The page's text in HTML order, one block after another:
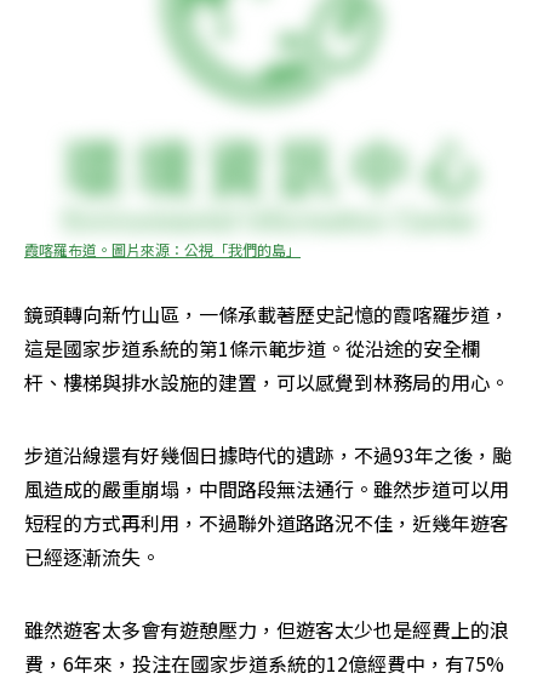
霞喀羅布道。圖片來源：公視「我們的島」
鏡頭轉向新竹山區，一條承載著歷史記憶的霞喀羅步道，
這是國家步道系統的第1條示範步道。從沿途的安全欄
杆、樓梯與排水設施的建置，可以感覺到林務局的用心。
步道沿線還有好幾個日據時代的遺跡，不過93年之後，颱
風造成的嚴重崩塌，中間路段無法通行。雖然步道可以用
短程的方式再利用，不過聯外道路路況不佳，近幾年遊客
已經逐漸流失。
雖然遊客太多會有遊憩壓力，但遊客太少也是經費上的浪
費，6年來，投注在國家步道系統的12億經費中，有75%